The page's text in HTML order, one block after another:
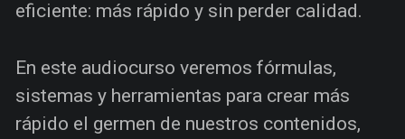
eficiente: más rápido y sin perder calidad.
En este audiocurso veremos fórmulas,
sistemas y herramientas para crear más
rápido el germen de nuestros contenidos,